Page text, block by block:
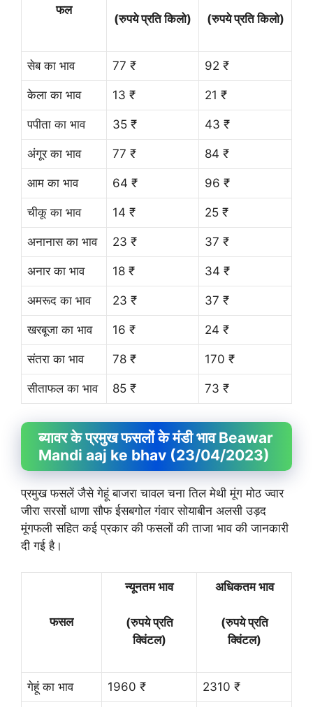
फल
(रुपये प्रति किलो) (रुपये प्रति किलो)
सेब का भाव 77 ₹ 92 ₹
केला का भाव 13 ₹ 21 ₹
पपीता का भाव 35 ₹ 43 ₹
अंगूर का भाव 77 ₹ 84 ₹
आम का भाव 64 ₹ 96 ₹
चीकू का भाव 14 ₹ 25 ₹
अनानास का भाव 23 ₹ 37 ₹
अनार का भाव 18 ₹ 34 ₹
अमरूद का भाव 23 ₹ 37 ₹
खरबूजा का भाव 16 ₹ 24 ₹
संतरा का भाव 78 ₹ 170 ₹
सीताफल का भाव 85 ₹ 73 ₹
ब्यावर के प्रमुख फसलों के मंडी भाव Beawar
Mandi aaj ke bhav (23/04/2023)
प्रमुख फसलें जैसे गेहूं बाजरा चावल चना तिल मेथी मूंग मोठ ज्वार
जीरा सरसों धाणा सौफ ईसबगोल गंवार सोयाबीन अलसी उड़द
मूंगफली सहित कई प्रकार की फसलों की ताजा भाव की जानकारी
दी गई है।
फसल
न्यूनतम भाव
(रुपये प्रति
क्विंटल)
अधिकतम भाव
(रुपये प्रति
क्विंटल)
गेहूं का भाव 1960 ₹ 2310 ₹